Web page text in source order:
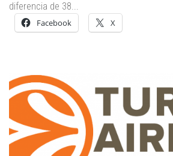
diferencia de 38...
Facebook X